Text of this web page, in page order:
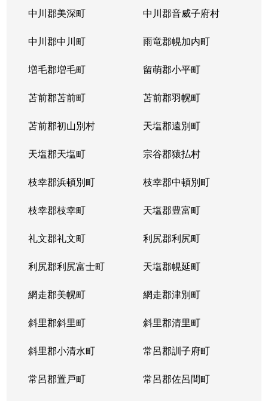
中川郡美深町 中川郡音威子府村
中川郡中川町 雨竜郡幌加内町
増毛郡増毛町 留萌郡小平町
苫前郡苫前町 苫前郡羽幌町
苫前郡初山別村 天塩郡遠別町
天塩郡天塩町 宗谷郡猿払村
枝幸郡浜頓別町 枝幸郡中頓別町
枝幸郡枝幸町 天塩郡豊富町
礼文郡礼文町 利尻郡利尻町
利尻郡利尻富士町 天塩郡幌延町
網走郡美幌町 網走郡津別町
斜里郡斜里町 斜里郡清里町
斜里郡小清水町 常呂郡訓子府町
常呂郡置戸町 常呂郡佐呂間町